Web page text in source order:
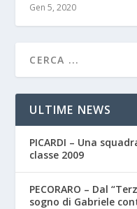
Gen 5, 2020
ULTIME NEWS
PICARDI – Una
classe 2009
PECORARO – Dal
sogno di Gabriele